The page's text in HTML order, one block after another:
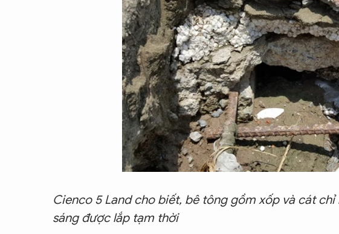
Cienco 5 Land cho biết, bê tông gồm xốp và cát
sáng được lắp tạm thời